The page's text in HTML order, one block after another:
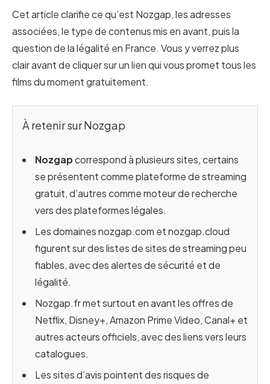
Cet article clarifie ce qu’est Nozgap, les adresses
associées, le type de contenus mis en avant, puis la
question de la légalité en France. Vous y verrez plus
clair avant de cliquer sur un lien qui vous promet tous les
films du moment gratuitement.
À retenir sur Nozgap
Nozgapcorrespond à plusieurs sites, certains
se présentent comme plateforme de streaming
gratuit, d’autres comme moteur de recherche
vers des plateformes légales.
Les domaines nozgap.com et nozgap.cloud
figurent sur des listes de sites de streaming peu
fiables, avec des alertes de sécurité et de
légalité.
Nozgap.fr met surtout en avant les offres de
Netflix, Disney+, Amazon Prime Video, Canal+ et
autres acteurs officiels, avec des liens vers leurs
catalogues.
Les sites d’avis pointent des risques de